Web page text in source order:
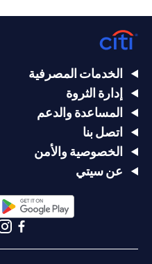
الخدمات المصرفية
إدارة الثروة
المساعدة والدعم
اتصل بنا
الخصوصية والأمن
عن سيتي